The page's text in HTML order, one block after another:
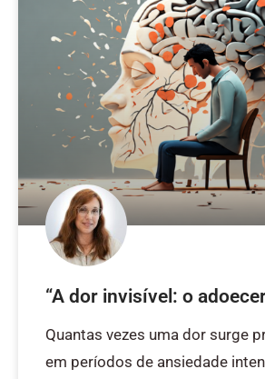
“A dor invisível: o
Quantas vezes uma dor surge
em períodos de ansiedade